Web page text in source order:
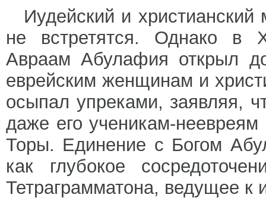
Иудейский и христианский
не встретятся. Однако в
Авраам Абулафия открыл
еврейским женщинам и
осыпал упреками, заявляя,
даже его ученикам-
Торы. Единение с Богом
как глубокое
Тетраграмматона, ведущее к